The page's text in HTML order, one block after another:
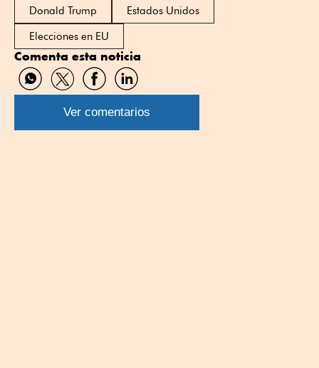
Donald Trump
Estados Unidos
Elecciones en EU
Comenta esta noticia
Compartir
por
WhatsApp
Compartir
por
Twitter
Compartir
por
Facebook
Compartir
por
Linkedin
Ver comentarios